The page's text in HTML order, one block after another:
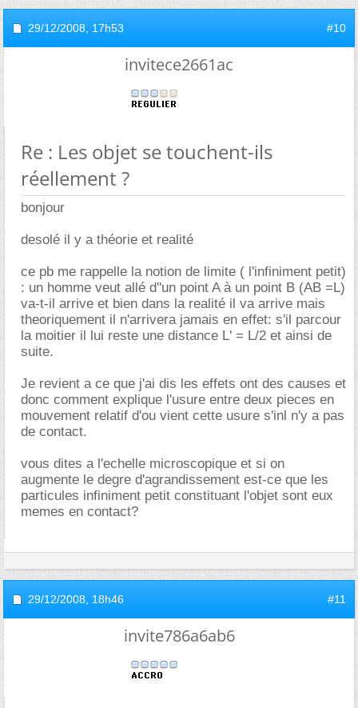
29/12/2008, 17h53 #10
invitece2661ac
Re : Les objet se touchent-ils
réellement ?
bonjour
desolé il y a théorie et realité
ce pb me rappelle la notion de limite ( l'infiniment petit)
: un homme veut allé d''un point A à un point B (AB =L)
va-t-il arrive et bien dans la realité il va arrive mais
theoriquement il n'arrivera jamais en effet: s'il parcour
la moitier il lui reste une distance L' = L/2 et ainsi de
suite.
Je revient a ce que j'ai dis les effets ont des causes et
donc comment explique l'usure entre deux pieces en
mouvement relatif d'ou vient cette usure s'inl n'y a pas
de contact.
vous dites a l'echelle microscopique et si on
augmente le degre d'agrandissement est-ce que les
particules infiniment petit constituant l'objet sont eux
memes en contact?
29/12/2008, 18h46 #11
invite786a6ab6